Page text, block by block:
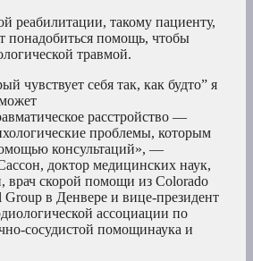
реабилитации, такому пациенту,
понадобиться помощь, чтобы
травмой.
чувствует себя так, как будто” я
расстройство —
проблемы, которым
консультаций», —
доктор медицинских наук,
врач скорой помощи из Colorado
Group в Денвере и вице-президент
ассоциации по
сосудистой помощинаука и